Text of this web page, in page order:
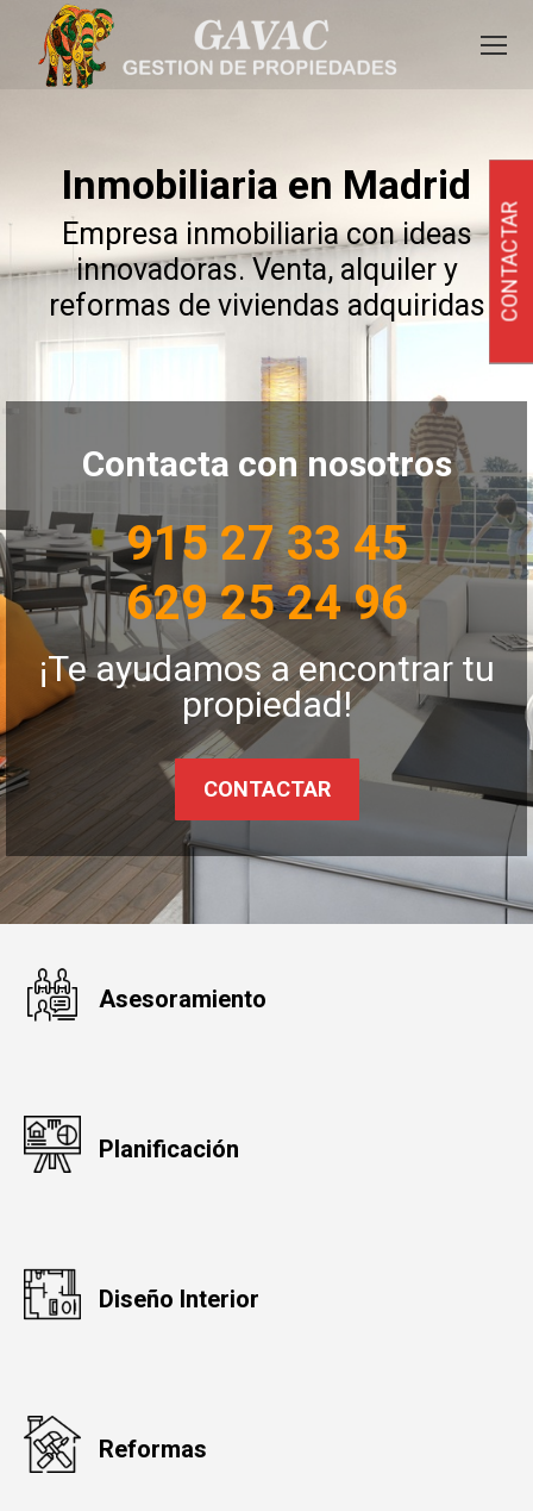
Inmobiliaria en Madrid
Empresa inmobiliaria con ideas
innovadoras. Venta, alquiler y
reformas de viviendas adquiridas
Contacta con nosotros
915 27 33 45
629 25 24 96
¡Te ayudamos a encontrar tu
propiedad!
CONTACTAR
Asesoramiento
Planificación
Diseño Interior
Reformas
CONTACTAR